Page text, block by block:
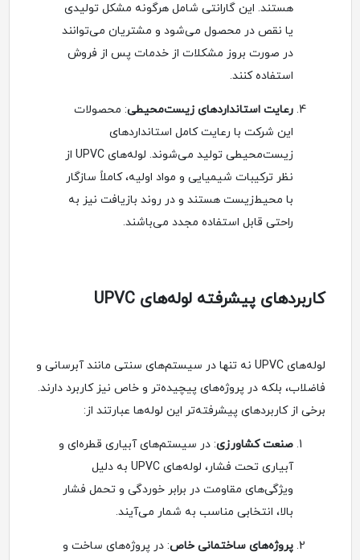
هستند. این گارانتی شامل هرگونه مشکل تولیدی
یا نقص در محصول می‌شود و مشتریان می‌توانند
در صورت بروز مشکلات از خدمات پس از فروش
استفاده کنند.
رعایت استانداردهای زیست‌محیطی: محصولات
این شرکت با رعایت کامل استانداردهای
زیست‌محیطی تولید می‌شوند. لوله‌های UPVC از
نظر ترکیبات شیمیایی و مواد اولیه، کاملاً سازگار
با محیط‌زیست هستند و در روند بازیافت نیز به
راحتی قابل استفاده مجدد می‌باشند.
کاربردهای پیشرفته لوله‌های UPVC
لوله‌های UPVC نه تنها در سیستم‌های سنتی مانند آبرسانی و
فاضلاب، بلکه در پروژه‌های پیچیده‌تر و خاص نیز کاربرد دارند.
برخی از کاربردهای پیشرفته‌تر این لوله‌ها عبارتند از:
صنعت کشاورزی: در سیستم‌های آبیاری قطره‌ای و
آبیاری تحت فشار، لوله‌های UPVC به دلیل
ویژگی‌های مقاومت در برابر خوردگی و تحمل فشار
بالا، انتخابی مناسب به شمار می‌آیند.
پروژه‌های ساختمانی خاص: در پروژه‌های ساخت و